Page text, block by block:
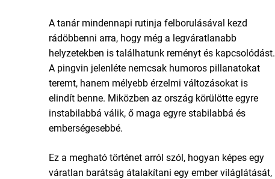
A tanár mindennapi rutinja felborulásával kezd
rádöbbenni arra, hogy még a legváratlanabb
helyzetekben is találhatunk reményt és kapcsolódást.
A pingvin jelenléte nemcsak humoros pillanatokat
teremt, hanem mélyebb érzelmi változásokat is
elindít benne. Miközben az ország körülötte egyre
instabilabbá válik, ő maga egyre stabilabbá és
emberségesebbé.
Ez a megható történet arról szól, hogyan képes egy
váratlan barátság átalakítani egy ember világlátását,